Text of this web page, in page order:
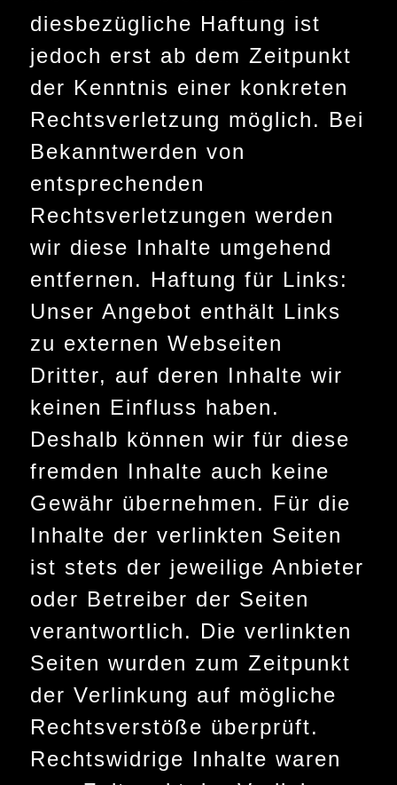
diesbezügliche Haftung ist
jedoch erst ab dem Zeitpunkt
der Kenntnis einer konkreten
Rechtsverletzung möglich. Bei
Bekanntwerden von
entsprechenden
Rechtsverletzungen werden
wir diese Inhalte umgehend
entfernen. Haftung für Links:
Unser Angebot enthält Links
zu externen Webseiten
Dritter, auf deren Inhalte wir
keinen Einfluss haben.
Deshalb können wir für diese
fremden Inhalte auch keine
Gewähr übernehmen. Für die
Inhalte der verlinkten Seiten
ist stets der jeweilige Anbieter
oder Betreiber der Seiten
verantwortlich. Die verlinkten
Seiten wurden zum Zeitpunkt
der Verlinkung auf mögliche
Rechtsverstöße überprüft.
Rechtswidrige Inhalte waren